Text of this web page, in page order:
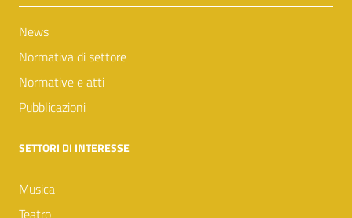
News
Normativa di settore
Normative e atti
Pubblicazioni
SETTORI DI INTERESSE
Musica
Teatro